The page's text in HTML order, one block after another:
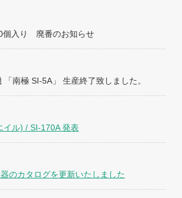
個入り 廃番のお知らせ
南極 SI-5A」 生産終了致しました。
イル) / SI-170A 発表
のカタログを更新いたしました